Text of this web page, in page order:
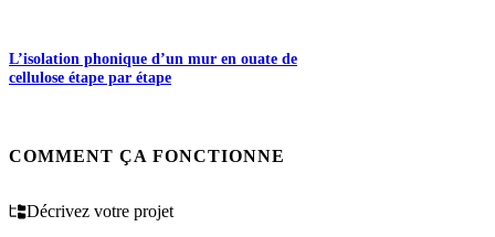
L’isolation phonique d’un mur en ouate de
cellulose étape par étape
COMMENT ÇA FONCTIONNE
Décrivez votre projet